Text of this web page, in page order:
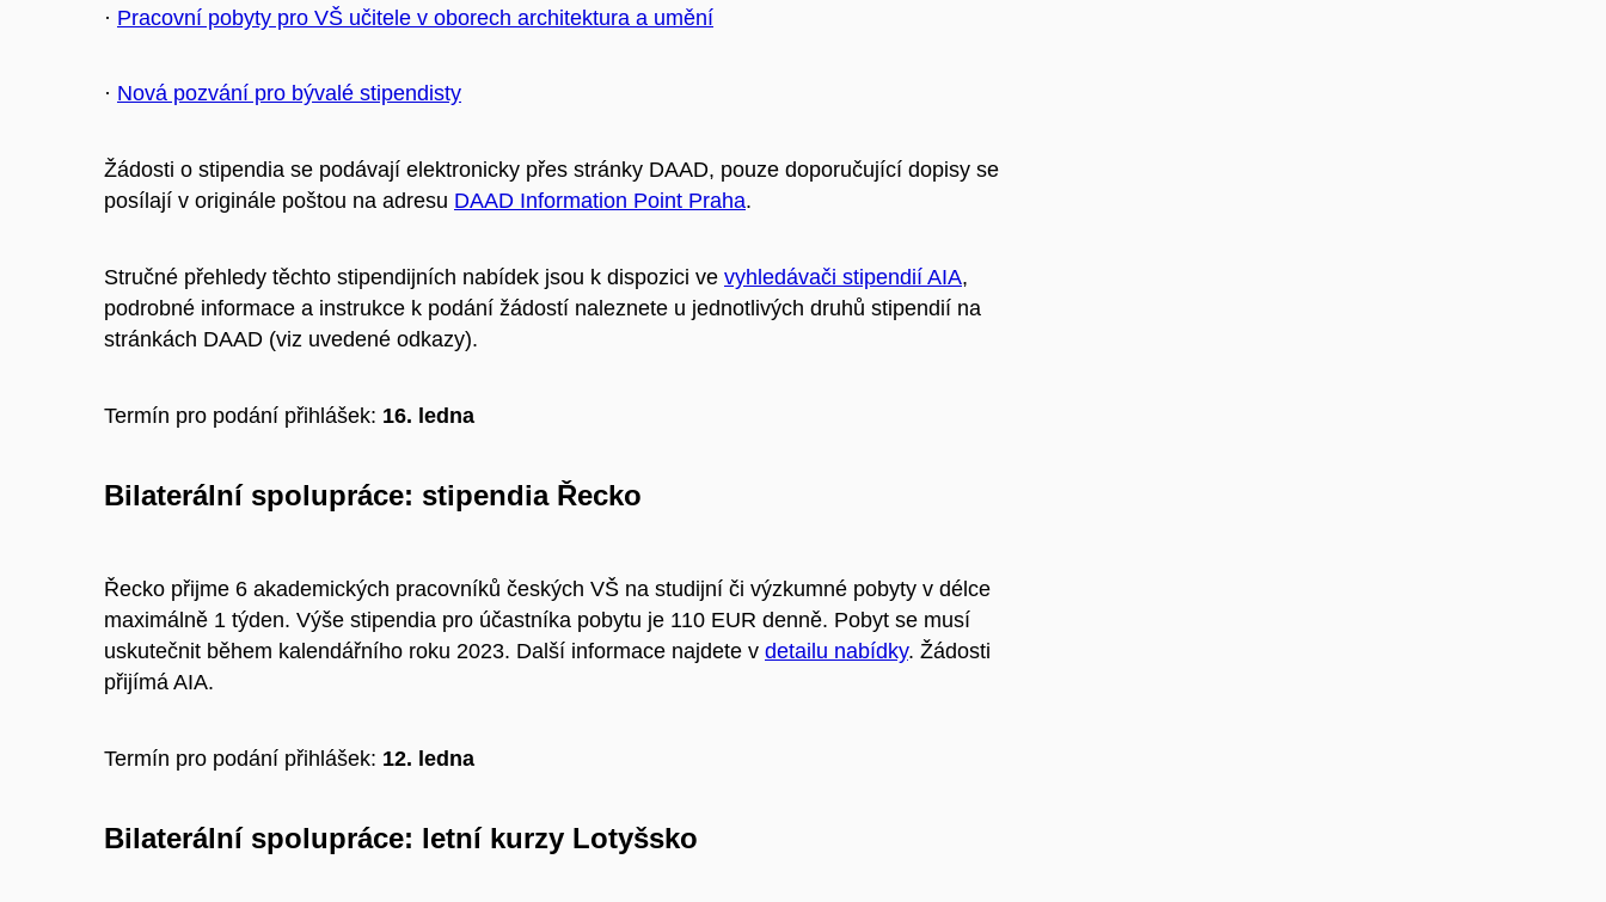
· Pracovní pobyty pro VŠ učitele v oborech architektura a umění
· Nová pozvání pro bývalé stipendisty
Žádosti o stipendia se podávají elektronicky přes stránky DAAD, pouze doporučující dopisy se
posílají v originále poštou na adresu DAAD Information Point Praha.
Stručné přehledy těchto stipendijních nabídek jsou k dispozici ve vyhledávači stipendií AIA,
podrobné informace a instrukce k podání žádostí naleznete u jednotlivých druhů stipendií na
stránkách DAAD (viz uvedené odkazy).
Termín pro podání přihlášek: 16. ledna
Bilaterální spolupráce: stipendia Řecko
Řecko přijme 6 akademických pracovníků českých VŠ na studijní či výzkumné pobyty v délce
maximálně 1 týden. Výše stipendia pro účastníka pobytu je 110 EUR denně. Pobyt se musí
uskutečnit během kalendářního roku 2023. Další informace najdete v detailu nabídky. Žádosti
přijímá AIA.
Termín pro podání přihlášek: 12. ledna
Bilaterální spolupráce: letní kurzy Lotyšsko